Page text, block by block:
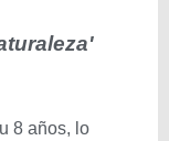
8 años, lo